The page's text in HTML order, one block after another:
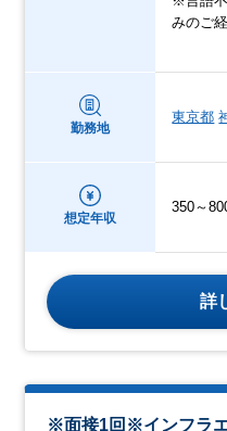
みのご
勤務地
東京都
想定年収
350～
詳
※面接1回※インフラ